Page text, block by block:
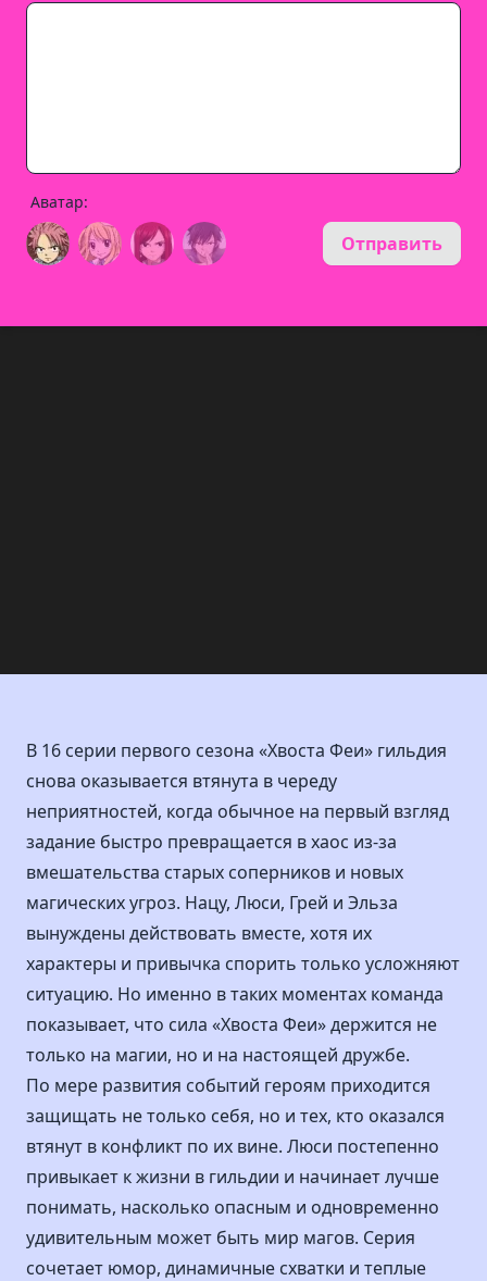
Аватар:
Отправить
В 16 серии первого сезона «Хвоста Феи» гильдия
снова оказывается втянута в череду
неприятностей, когда обычное на первый взгляд
задание быстро превращается в хаос из-за
вмешательства старых соперников и новых
магических угроз. Нацу, Люси, Грей и Эльза
вынуждены действовать вместе, хотя их
характеры и привычка спорить только усложняют
ситуацию. Но именно в таких моментах команда
показывает, что сила «Хвоста Феи» держится не
только на магии, но и на настоящей дружбе.
По мере развития событий героям приходится
защищать не только себя, но и тех, кто оказался
втянут в конфликт по их вине. Люси постепенно
привыкает к жизни в гильдии и начинает лучше
понимать, насколько опасным и одновременно
удивительным может быть мир магов. Серия
сочетает юмор, динамичные схватки и теплые